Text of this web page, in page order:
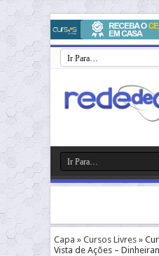
Capa » Cursos Livres »
Vista de Ações –